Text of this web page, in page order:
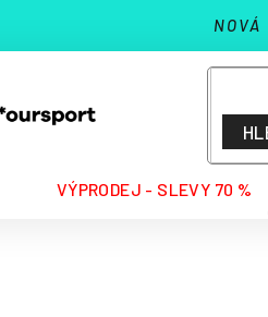
VÝPRODEJ - SLEVY 70 %